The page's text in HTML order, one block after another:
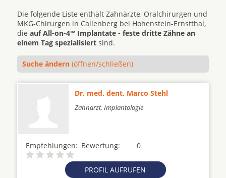
Die folgende Liste enthält Zahnärzte, Oralchirurgen und
MKG-Chirurgen in Callenberg bei Hohenstein-Ernstthal,
die auf All-on-4™ Implantate - feste dritte Zähne an
einem Tag spezialisiert sind.
Suche ändern (öffnen/schließen)
Dr. med. dent. Marco Stehl
Zahnarzt, Implantologie
Empfehlungen: 0
Bewertung:
PROFIL AUFRUFEN